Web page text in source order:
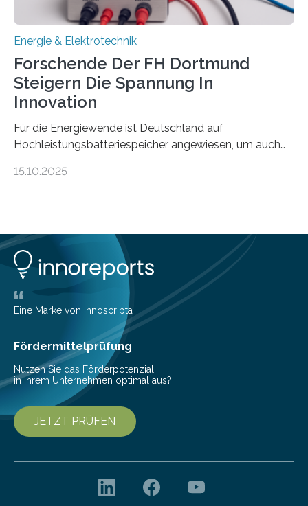
Energie & Elektrotechnik
Forschende Der FH Dortmund
Steigern Die Spannung In
Innovation
Für die Energiewende ist Deutschland auf
Hochleistungsbatteriespeicher angewiesen, um auch
Doch mit der immensen Zahl einzelner Batteriezellen,
Projekt KV-BATT diese Verluste reduzieren und
erhöhen dazu die Spannung um das Zehn- bis
Zwanzigfache. Ein kleiner Exkurs zurück in die Schulzeit:
Die elektrische Leistung beschreibt, wie viel Energie in
einer bestimmten Zeitspanne benötigt wird. Sie steht
15.10.2025
Eine Marke von innoscripta
Fördermittelprüfung
Nutzen Sie das Förderpotenzial
in Ihrem Unternehmen optimal aus?
JETZT PRÜFEN